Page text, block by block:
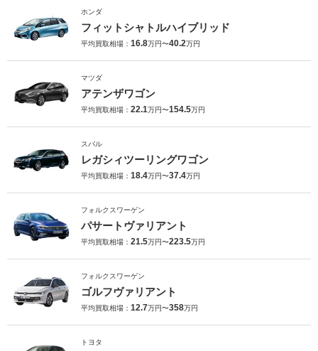
ホンダ
フィットシャトルハイブリッド
平均買取相場： 16.8万円〜40.2万円
マツダ
アテンザワゴン
平均買取相場： 22.1万円〜154.5万円
スバル
レガシィツーリングワゴン
平均買取相場： 18.4万円〜37.4万円
フォルクスワーゲン
パサートヴァリアント
平均買取相場： 21.5万円〜223.5万円
フォルクスワーゲン
ゴルフヴァリアント
平均買取相場： 12.7万円〜358万円
トヨタ